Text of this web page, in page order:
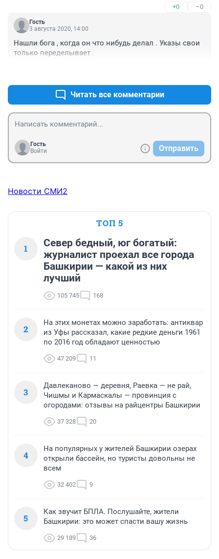
+0 –0
Гость
3 августа 2020, 14:00
Нашли бога , когда он что нибудь делал . Указы свои
только переделывает .
Читать все комментарии
Гость
Войти
Отправить
Новости СМИ2
ТОП 5
1
Север бедный, юг богатый:
журналист проехал все города
Башкирии — какой из них
лучший
105 745 168
2
На этих монетах можно заработать: антиквар
из Уфы рассказал, какие редкие деньги 1961
по 2016 год обладают ценностью
47 209 11
3
Давлеканово — деревня, Раевка — не рай,
Чишмы и Кармаскалы — провинция с
огородами: отзывы на райцентры Башкирии
37 328 20
4
На популярных у жителей Башкирии озерах
открыли бассейн, но туристы довольны не
всем
32 402 9
5
Как звучит БПЛА. Послушайте, жители
Башкирии: это может спасти вашу жизнь
29 189 36